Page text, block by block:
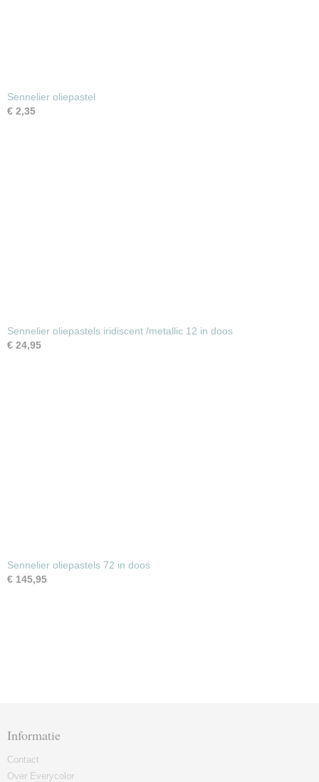
Sennelier oliepastel
€ 2,35
Sennelier oliepastels iridiscent /metallic 12 in doos
€ 24,95
Sennelier oliepastels 72 in doos
€ 145,95
Informatie
Contact
Over Everycolor